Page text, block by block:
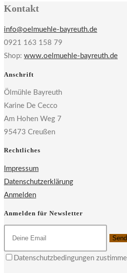
Kontakt
info@oelmuehle-bayreuth.de
0921 163 158 79
Shop: www.oelmuehle-bayreuth.de
Anschrift
Ölmühle Bayreuth
Karine De Cecco
Am Hohen Weg 7
95473 Creußen
Rechtliches
Impressum
Datenschutzerklärung
Anmelden
Anmelden für Newsletter
Datenschutzbedingungen